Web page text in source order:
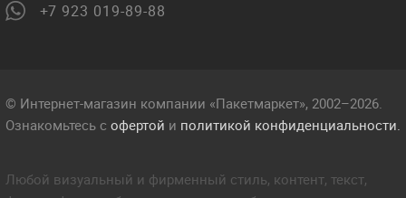
+7 923 019-89-88
© Интернет-магазин компании «Пакетмаркет», 2002–2026.
Ознакомьтесь с офертой и политикой конфиденциальности.
Любой визуальный и фирменный стиль, контент, текст,